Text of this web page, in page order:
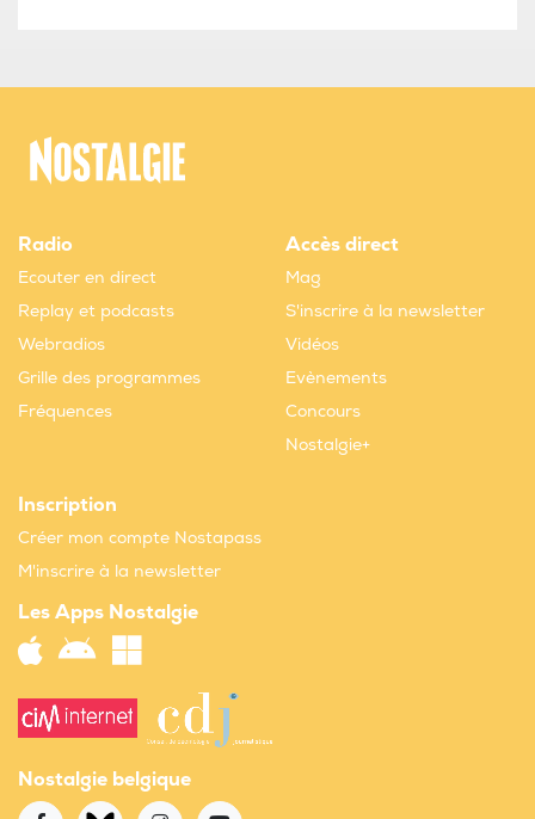
Radio
Ecouter en direct
Replay et podcasts
Webradios
Grille des programmes
Fréquences
Accès direct
Mag
S'inscrire à la newsletter
Vidéos
Evènements
Concours
Nostalgie+
Inscription
Créer mon compte Nostapass
M'inscrire à la newsletter
Les Apps Nostalgie
Nostalgie belgique